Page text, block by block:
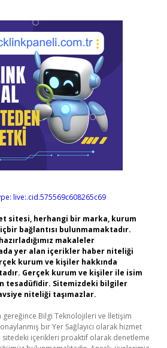
live:.cid.575569c608265c69
sitesi, herhangi bir marka, kurum
bağlantısı bulunmamaktadır.
makaleler
yer alan içerikler haber niteliği
kurum ve kişiler hakkında
Gerçek kurum ve kişiler ile isim
tesadüfidir. Sitemizdeki bilgiler
niteliği taşımazlar.
gereğince Bilgi Teknolojileri ve İletişim
bir Yer Sağlayıcı olarak hizmet
içerikleri proaktif olarak denetleme